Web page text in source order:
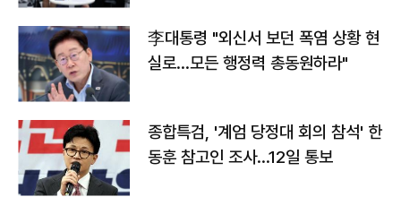
李대통령 "외신서 보던 폭염 상황 현
실로…모든 행정력 총동원하라"
종합특검, '계엄 당정대 회의 참석' 한
동훈 참고인 조사...12일 통보